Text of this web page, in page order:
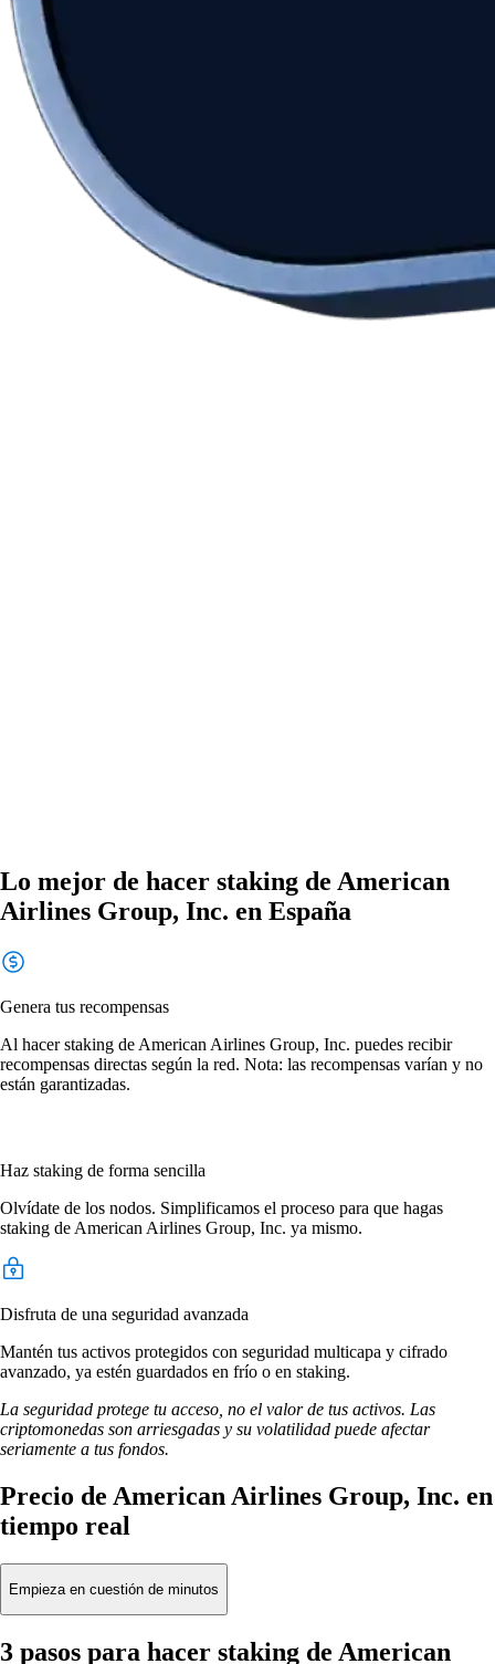
Lo mejor de hacer staking de American
Airlines Group, Inc. en España
Genera tus recompensas
Al hacer staking de American Airlines Group, Inc. puedes recibir
recompensas directas según la red. Nota: las recompensas varían y no
están garantizadas.
Haz staking de forma sencilla
Olvídate de los nodos. Simplificamos el proceso para que hagas
staking de American Airlines Group, Inc. ya mismo.
Disfruta de una seguridad avanzada
Mantén tus activos protegidos con seguridad multicapa y cifrado
avanzado, ya estén guardados en frío o en staking.
La seguridad protege tu acceso, no el valor de tus activos. Las
criptomonedas son arriesgadas y su volatilidad puede afectar
seriamente a tus fondos.
Precio de American Airlines Group, Inc. en
tiempo real
Empieza en cuestión de minutos
3 pasos para hacer staking de American